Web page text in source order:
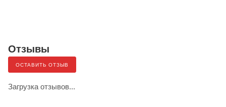
Отзывы
ОСТАВИТЬ ОТЗЫВ
Загрузка отзывов...